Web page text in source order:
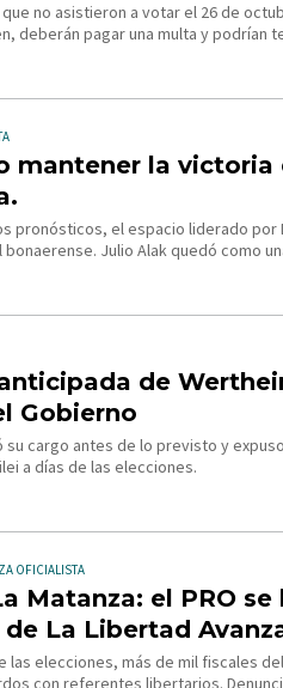
no asistieron a votar el 26 de
deberán pagar una multa y
mantener la victoria
pronósticos, el espacio liderado
Julio Alak quedó como
de
Gobierno
su cargo antes de lo previsto y
a días de las elecciones.
OFICIALISTA
Matanza: el PRO
La Libertad
las elecciones, más de mil fiscales
con referentes libertarios.